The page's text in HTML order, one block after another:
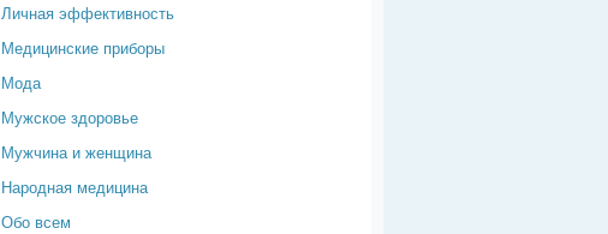
Личная эффективность
Медицинские приборы
Мода
Мужское здоровье
Мужчина и женщина
Народная медицина
Обо всем